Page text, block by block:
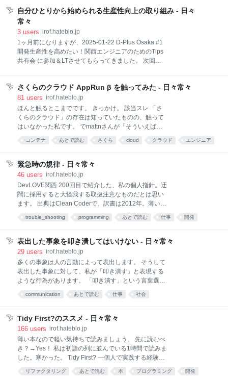
ような有用なまとめ情報はすでにあります。 だからと
言っ
い: /help intro jshell> "あ".matches(".\\b") $1 ==> true
Java21だとこうなります。 % jshell | JShellへようこ
そ -- バージョン21.0.6 | 概要については、次を入力し
==> false わお。 ちなみに "a".matches(".\\b") はどっち
も true で
自分ひとりから始められる生産性向上の取り組み - 日々
常々
3 users irof.hateblo.jp
1ヶ月前になりますが、2025-01-22 D-Plus Osaka #1
開発生産性を高めたい！関西エンジニアのためのTips
共有会 に参加＆LTさせてもらってきました。 次回、
賑やかしLTくらいならできるかなーと思って申し込み
ました。 東京がメインのコミュニティの大阪初回とい
うことや、知り合いが運営に関わっていると聞いて応
援したいなーって気持ちから。 そしたらあっという間
にLTも参加も埋まってしまい。「あーこれはやらかし
って。 speakerdeck.com LT（7分）に対してもりもり
読み上げもしなかったと思います。 また、灰色部分は
スキップゾーン（言及すらせずページチラ見せする
さくらのクラウド AppRun β を触ってみた - 日々常々
81 users irof.hateblo.jp
ほんと触るとこまでです。 きっかけ。 該当スレ 「さ
くらのクラウド」の存在は知っていたものの、触って
はいなかった私です。 でmattnさんが「そういえば」
から15分で「いいやん」と言っていたので、実にクラ
ウド感（AWSの昔のステッカーに「I built my cluster
って、やってみました。 やったこと さくらのクラウド
にアクセス アカウント作成 メール認証＆電話認証 ク
レジットカード登録 3Dセキュア 200円の請求がき
て、すぐ取消がきた。ああ、あれか。 「さくらのクラ
ウド（IaaS）」の中で「コンテナどこやー」と探す な
「さくらのクラウド（IaaS）」のコンソールからトッ
直す。 「AppRun β」を見つけて「これか」と
コンテナ あとで読む さくら cloud クラウド エンジニア
緊急時の規律 - 日々常々
46 users irof.hateblo.jp
DevLOVE関西 200回目で紹介した、私の個人指針。迂
闊に採用すると大怪我する取扱注意なものだとは思い
ます。 出典はClean Coderで、訳書は2012年。薄い本
ですが、今回取り上げるのその中でもさらに一部で
す。 Clean Coder プロフェッショナルプログラマへ
ｒｔｉｎ,角 征典ドワンゴAmazon "緊急時の規律"
(CleanCoder)にはいろいろ納得した。— irof (@irof)
2012年8月28日 「本番は練習のように、練習は本番の
ように」なども同系統の言葉かと思います。 どういう
もの？ Clean CoderはCleanシリーズ2冊目です。
Architecture、Clean Agile、Clean Craftsmanshipな
trouble_shooting programming あとで読む 仕事 開発
表出した事象を叩き潰してはいけない - 日々常々
29 users irof.hateblo.jp
多くの事象は人の言動によって表出します。 そうして
表出した事象に対して、私が「叩き潰す」と表現する
ような行為があります。 「叩き潰す」という言葉選び
の通り、乱暴な行為です。 叩き潰している当人は問題
に対処しようとして悪意なく行うのですが、当人の思
させた人になります。「問題」に向けているのに色々
貫通して「人」に至ってしまうのがよくないです。帰
属の誤りではあるんですが、当人の意図とは関係な
く、言葉は届いた場所で無意味に人を傷つけてしまう
ものです。 そんなことをしておいて「私は問題に対し
んて言い放ったりします。当人は心の底からそう言う
communication あとで読む 仕事 社会
Tidy First?のススメ - 日々常々
166 users irof.hateblo.jp
薄い本なので軽い気持ちで読みましょう。 先に読むべ
き？→Yes！ 私は初詣の列に並んでいる1時間で読みま
した。寒かった。 Tidy First? ―個人で実践する経験主
義的ソフトウェア設計 作者:Kent Beckオーム社
Amazon 力を失ってしまった「リファクタリング」を
リファクタリング あとで読む 本 プログラミング 開発